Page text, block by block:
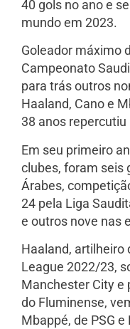
40 gols no ano e
mundo em 2023.
Goleador máximo
Campeonato
para trás outros
Haaland, Cano e
38 anos repercutiu
Em seu primeiro
clubes, foram seis
Árabes,
24 pela Liga
e outros nove nas
Haaland, artilheiro
League 2022/23,
Manchester City e
do Fluminense,
Mbappé, de PSG e